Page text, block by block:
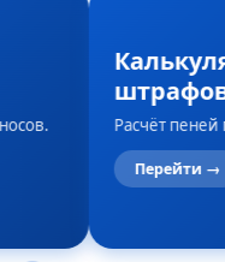
Расчёт
Перейти →